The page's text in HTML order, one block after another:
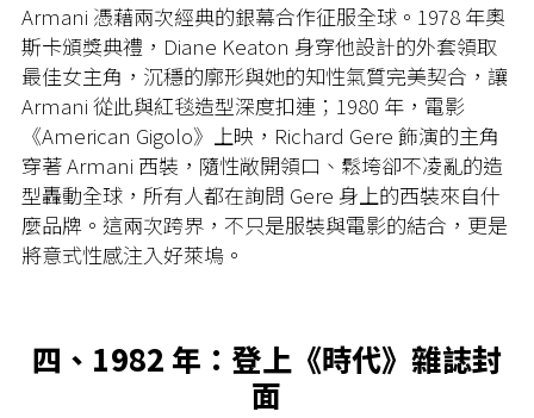
Armani 憑藉兩次經典的銀幕合作征服全球。1978 年奧
斯卡頒獎典禮，Diane Keaton 身穿他設計的外套領取
最佳女主角，沉穩的廓形與她的知性氣質完美契合，讓
Armani 從此與紅毯造型深度扣連；1980 年，電影
《American Gigolo》上映，Richard Gere 飾演的主角
穿著 Armani 西裝，隨性敞開領口、鬆垮卻不凌亂的造
型轟動全球，所有人都在詢問 Gere 身上的西裝來自什
麼品牌。這兩次跨界，不只是服裝與電影的結合，更是
將意式性感注入好萊塢。
四、1982 年：登上《時代》雜誌封
面